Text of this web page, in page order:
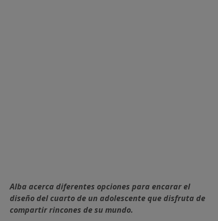
Alba acerca diferentes opciones para encarar el
diseño del cuarto de un adolescente que disfruta de
compartir rincones de su mundo.